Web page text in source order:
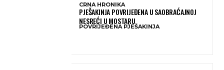
CRNA HRONIKA
PJEŠAKINJA POVRIJEĐENA U SAOBRAĆAJNOJ
NESREĆI U MOSTARU
POVRIJEĐENA PJEŠAKINJA